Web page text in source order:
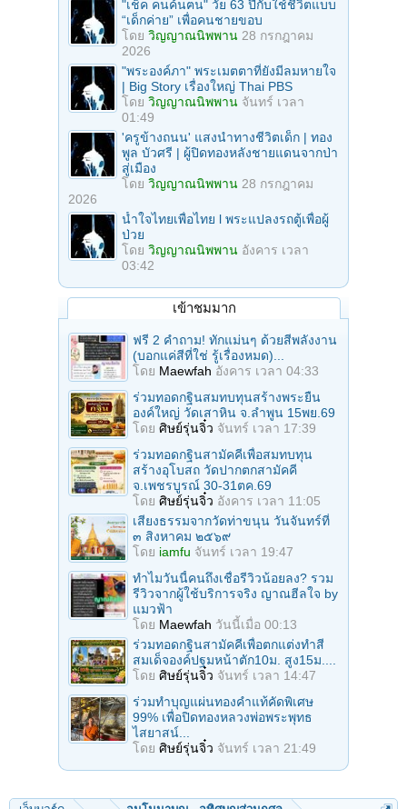
"เช็ค คนค้นฅน" วัย 63 ปีกับใช้ชีวิตแบบ
“เด็กค่าย” เพื่อคนชายขอบ
โดย วิญญาณนิพพาน 28 กรกฎาคม
2026
"พระองค์ภา" พระเมตตาที่ยังมีลมหายใจ
| Big Story เรื่องใหญ่ Thai PBS
โดย วิญญาณนิพพาน จันทร์ เวลา
01:49
'ครูข้างถนน' แสงนำทางชีวิตเด็ก | ทอง
พูล บัวศรี | ผู้ปิดทองหลังชายแดนจากป่า
สู่เมือง
โดย วิญญาณนิพพาน 28 กรกฎาคม
2026
น้ำใจไทยเพื่อไทย l พระแปลงรถตู้เพื่อผู้
ป่วย
โดย วิญญาณนิพพาน อังคาร เวลา
03:42
เข้าชมมาก
ฟรี 2 คำถาม! ทักแม่นๆ ด้วยสีพลังงาน
(บอกแค่สีที่ใช่ รู้เรื่องหมด)...
โดย Maewfah อังคาร เวลา 04:33
ร่วมทอดกฐินสมทบทุนสร้างพระยืน
องค์ใหญ่ วัดเสาหิน จ.ลําพูน 15พย.69
โดย ศิษย์รุ่นจิ๋ว จันทร์ เวลา 17:39
ร่วมทอดกฐินสามัคคีเพื่อสมทบทุน
สร้างอุโบสถ วัดปากตกสามัคคี
จ.เพชรบูรณ์ 30-31ตค.69
โดย ศิษย์รุ่นจิ๋ว อังคาร เวลา 11:05
เสียงธรรมจากวัดท่าขนุน วันจันทร์ที่
๓ สิงหาคม ๒๕๖๙
โดย iamfu จันทร์ เวลา 19:47
ทำไมวันนี้คนถึงเชื่อรีวิวน้อยลง? รวม
รีวิวจากผู้ใช้บริการจริง ญาณฮีลใจ by
แมวฟ้า
โดย Maewfah วันนี้เมื่อ 00:13
ร่วมทอดกฐินสามัคคีเพื่อตกแต่งทำสี
สมเด็จองค์ปฐมหน้าตัก10ม. สูง15ม....
โดย ศิษย์รุ่นจิ๋ว จันทร์ เวลา 14:47
ร่วมทําบุญแผ่นทองคำแท้คัดพิเศษ
99% เพื่อปิดทองหลวงพ่อพระพุทธ
ไสยาสน์...
โดย ศิษย์รุ่นจิ๋ว จันทร์ เวลา 21:49